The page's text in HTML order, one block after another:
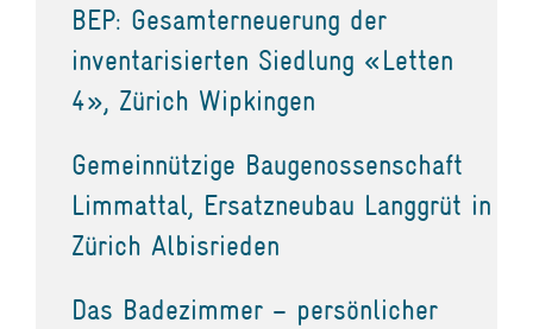
BEP: Gesamterneuerung der
inventarisierten Siedlung «Letten
4», Zürich Wipkingen
Gemeinnützige Baugenossenschaft
Limmattal, Ersatzneubau Langgrüt in
Zürich Albisrieden
Das Badezimmer – persönlicher